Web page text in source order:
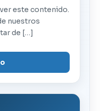
este contenido.
nuestros
de […]